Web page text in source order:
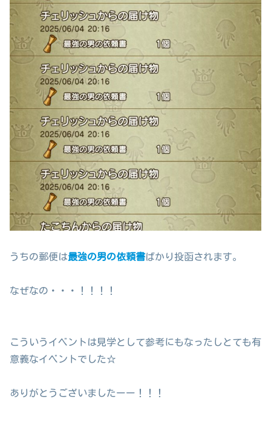
うちの郵便は最強の男の依頼書ばかり投函されます。
なぜなの・・・！！！！
こういうイベントは見学として参考にもなったしとても有
意義なイベントでした☆
ありがとうございましたーー！！！